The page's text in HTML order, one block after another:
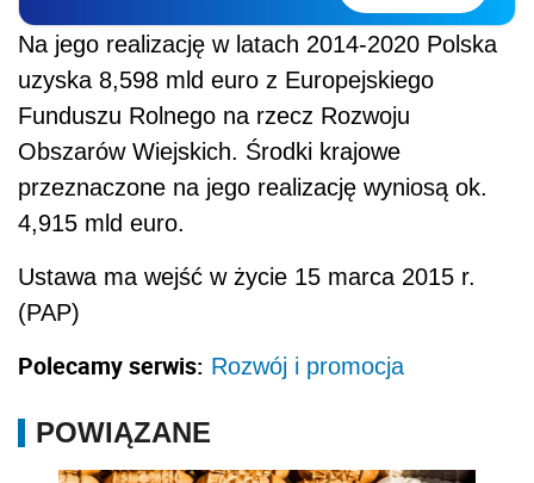
Na jego realizację w latach 2014-2020 Polska
uzyska 8,598 mld euro z Europejskiego
Funduszu Rolnego na rzecz Rozwoju
Obszarów Wiejskich. Środki krajowe
przeznaczone na jego realizację wyniosą ok.
4,915 mld euro.
Ustawa ma wejść w życie 15 marca 2015 r.
(PAP)
Polecamy serwis: Rozwój i promocja
POWIĄZANE